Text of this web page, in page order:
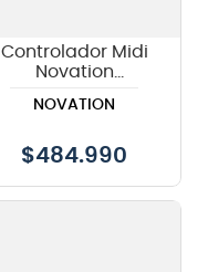
Controlador Midi
Novation
NOVATION
$484.990